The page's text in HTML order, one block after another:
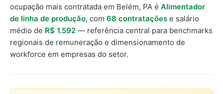
ocupação mais contratada em Belém, PA é Alimentador
de linha de produção, com 68 contratações e salário
médio de R$ 1.592 — referência central para benchmarks
regionais de remuneração e dimensionamento de
workforce em empresas do setor.